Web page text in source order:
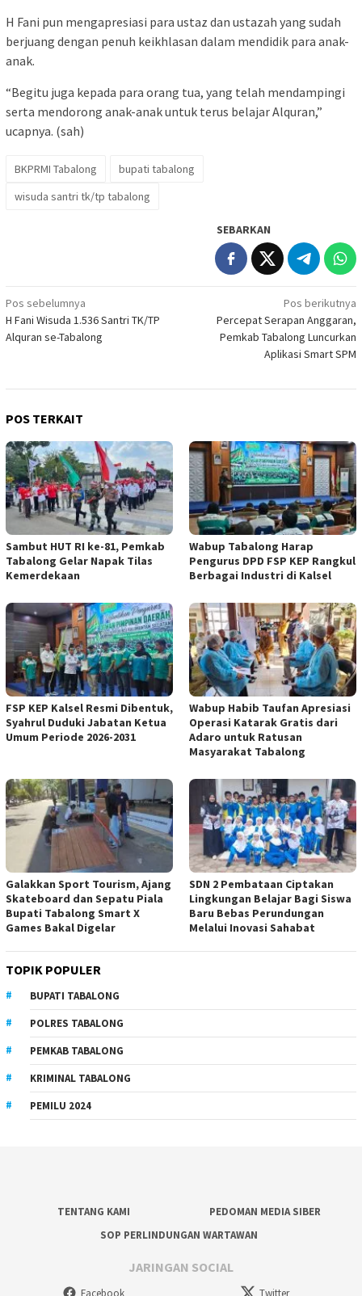
H Fani pun mengapresiasi para ustaz dan ustazah yang sudah
berjuang dengan penuh keikhlasan dalam mendidik para anak-
anak.
“Begitu juga kepada para orang tua, yang telah mendampingi
serta mendorong anak-anak untuk terus belajar Alquran,”
ucapnya. (sah)
BKPRMI Tabalong
bupati tabalong
wisuda santri tk/tp tabalong
SEBARKAN
Navigasi
pos
Pos sebelumnya
H Fani Wisuda 1.536 Santri TK/TP
Alquran se-Tabalong
Pos berikutnya
Percepat Serapan Anggaran,
Pemkab Tabalong Luncurkan
Aplikasi Smart SPM
POS TERKAIT
Sambut HUT RI ke-81, Pemkab
Tabalong Gelar Napak Tilas
Kemerdekaan
Wabup Tabalong Harap
Pengurus DPD FSP KEP Rangkul
Berbagai Industri di Kalsel
FSP KEP Kalsel Resmi Dibentuk,
Syahrul Duduki Jabatan Ketua
Umum Periode 2026-2031
Wabup Habib Taufan Apresiasi
Operasi Katarak Gratis dari
Adaro untuk Ratusan
Masyarakat Tabalong
Galakkan Sport Tourism, Ajang
Skateboard dan Sepatu Piala
Bupati Tabalong Smart X
Games Bakal Digelar
SDN 2 Pembataan Ciptakan
Lingkungan Belajar Bagi Siswa
Baru Bebas Perundungan
Melalui Inovasi Sahabat
TOPIK POPULER
BUPATI TABALONG
POLRES TABALONG
PEMKAB TABALONG
KRIMINAL TABALONG
PEMILU 2024
TENTANG KAMI
PEDOMAN MEDIA SIBER
SOP PERLINDUNGAN WARTAWAN
JARINGAN SOCIAL